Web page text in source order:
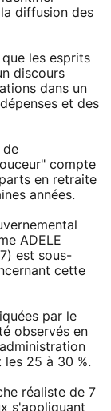
diffusion des
les esprits
discours
dans un
et des
de
compte
en retraite
années.
ADELE
est sous-
cette
par le
observés en
les 25 à 30 %.
réaliste de 7
s'appliquant